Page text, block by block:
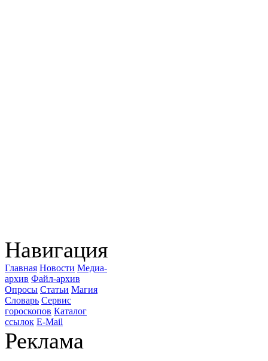
Навигация
Главная Новости Медиа-
архив Файл-архив
Опросы Статьи Магия
Словарь Сервис
гороскопов Каталог
ссылок E-Mail
Реклама